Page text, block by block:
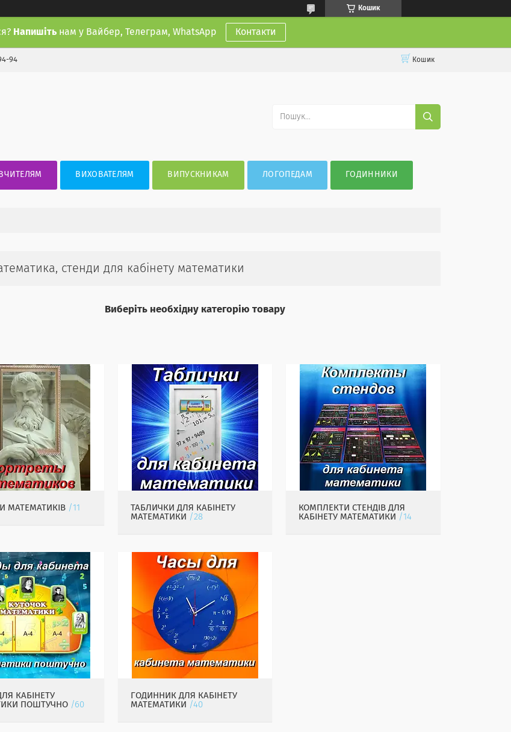
Кошик
Напишіть нам у Вайбер, Телеграм, WhatsApp Контакти
94 Кошик
ВЧИТЕЛЯМ ВИХОВАТЕЛЯМ ВИПУСКНИКАМ ЛОГОПЕДАМ ГОДИННИКИ
стенди для кабінету математики
Виберіть необхідну категорію товару
МАТЕМАТИКІВ 11
ТАБЛИЧКИ ДЛЯ КАБІНЕТУ
МАТЕМАТИКИ
28
КОМПЛЕКТИ СТЕНДІВ ДЛЯ
КАБІНЕТУ МАТЕМАТИКИ
14
КАБІНЕТУ
ПОШТУЧНО
60
ГОДИННИК ДЛЯ КАБІНЕТУ
МАТЕМАТИКИ
40